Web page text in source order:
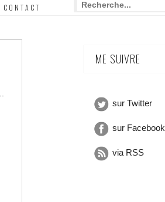
CONTACT
ME SUIVRE
sur Twitter
sur Facebook
via RSS